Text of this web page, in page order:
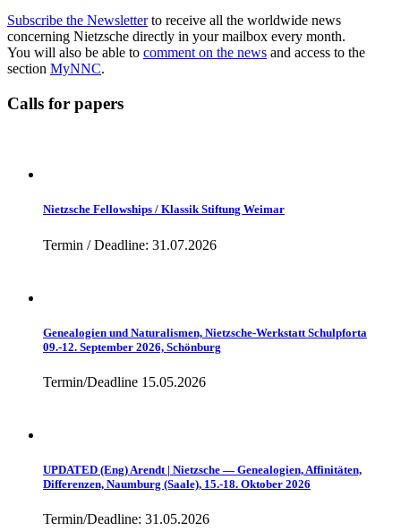
Subscribe the Newsletterto receive all the worldwide news
concerning Nietzsche directly in your mailbox every month.
You will also be able to comment on the news and access to the
section MyNNC.
Calls for papers
Nietzsche Fellowships / Klassik Stiftung Weimar
Termin / Deadline: 31.07.2026
Genealogien und Naturalismen, Nietzsche-Werkstatt Schulpforta
09.-12. September 2026, Schönburg
Termin/Deadline 15.05.2026
UPDATED (Eng) Arendt | Nietzsche — Genealogien, Affinitäten,
Differenzen, Naumburg (Saale), 15.-18. Oktober 2026
Termin/Deadline: 31.05.2026